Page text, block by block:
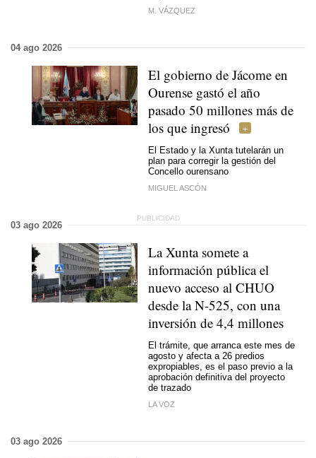
M. VÁZQUEZ
04 ago 2026
El gobierno de Jácome en
Ourense gastó el año
pasado 50 millones más de
los que ingresó
El Estado y la Xunta tutelarán un
plan para corregir la gestión del
Concello ourensano
MIGUEL ASCÓN
03 ago 2026
La Xunta somete a
información pública el
nuevo acceso al CHUO
desde la N-525, con una
inversión de 4,4 millones
El trámite, que arranca este mes de
agosto y afecta a 26 predios
expropiables, es el paso previo a la
aprobación definitiva del proyecto
de trazado
LA VOZ
03 ago 2026